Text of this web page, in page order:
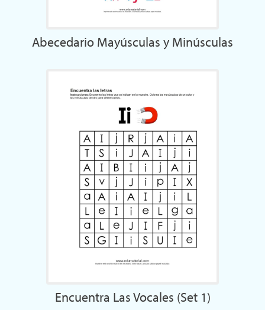
Abecedario Mayúsculas y Minúsculas
Encuentra Las Vocales (Set 1)